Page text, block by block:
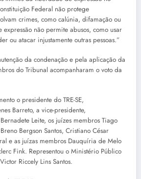
Federal não protege
crimes, como calúnia, difamação ou
não permite abusos, como usar
ou atacar injustamente outras pessoas.”
da condenação e pela aplicação da
do Tribunal acompanharam o voto da
o presidente do TRE-SE,
Barreto, a vice-presidente,
Leite, os juízes membros Tiago
Bergson Santos, Cristiano César
e as juízas membros Dauquíria de Melo
Fink. Representou o Ministério Público
Riccely Lins Santos.